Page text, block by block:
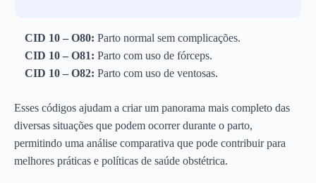
CID 10 – O80: Parto normal sem complicações.
CID 10 – O81: Parto com uso de fórceps.
CID 10 – O82: Parto com uso de ventosas.
Esses códigos ajudam a criar um panorama mais completo das
diversas situações que podem ocorrer durante o parto,
permitindo uma análise comparativa que pode contribuir para
melhores práticas e políticas de saúde obstétrica.